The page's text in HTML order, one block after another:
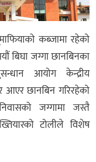
कब्जामा रहेको
बिघा जग्गा छानबिनका
आयोग केन्द्रीय
आएर छानबिन गरिरहेको
जग्गामा जस्तै
टोलीले विशेष